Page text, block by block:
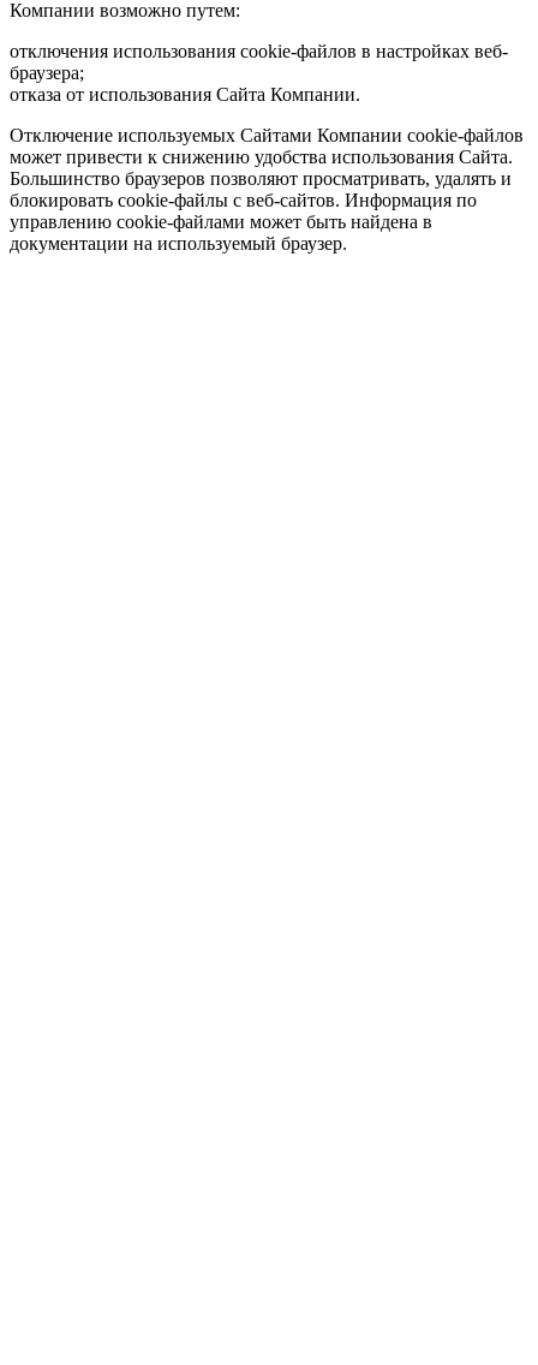
Компании возможно путем:
отключения использования cookie-файлов в настройках веб-
браузера;
отказа от использования Сайта Компании.
Отключение используемых Сайтами Компании cookie-файлов
может привести к снижению удобства использования Сайта.
Большинство браузеров позволяют просматривать, удалять и
блокировать cookie-файлы c веб-сайтов. Информация по
управлению cookie-файлами может быть найдена в
документации на используемый браузер.